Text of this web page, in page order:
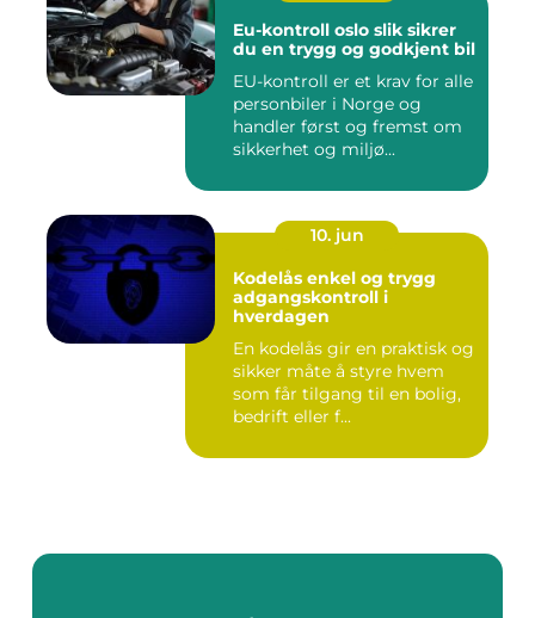
Eu-kontroll oslo slik sikrer
du en trygg og godkjent bil
EU-kontroll er et krav for alle
personbiler i Norge og
handler først og fremst om
sikkerhet og miljø...
10. jun
Kodelås enkel og trygg
adgangskontroll i
hverdagen
En kodelås gir en praktisk og
sikker måte å styre hvem
som får tilgang til en bolig,
bedrift eller f...